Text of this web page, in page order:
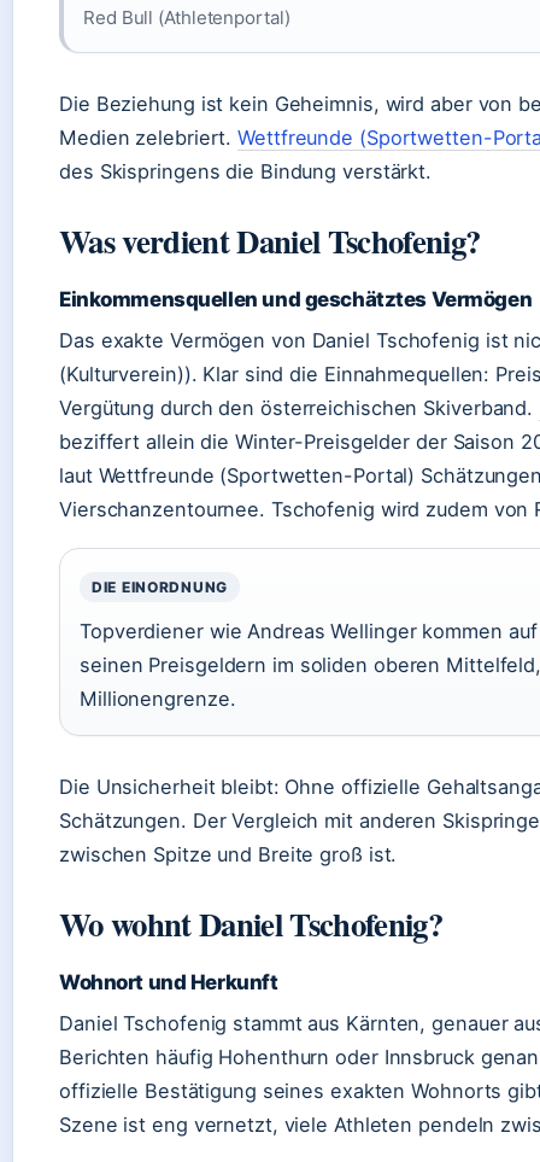
Red Bull (Athletenportal)
Die Beziehung ist kein Geheimnis, wird aber von
Medien zelebriert.Wettfreunde (Sportwetten-
des Skispringens die Bindung verstärkt.
Was verdient Daniel Tschofenig?
Einkommensquellen und geschätztes Vermögen
Das exakte Vermögen von Daniel Tschofenig ist
(Kulturverein)). Klar sind die Einnahmequellen:
Vergütung durch den österreichischen Skiverband.
beziffert allein die Winter-Preisgelder der Saison
laut Wettfreunde (Sportwetten-Portal)
Vierschanzentournee. Tschofenig wird zudem
DIE EINORDNUNG
Topverdiener wie Andreas Wellinger kommen
seinen Preisgeldern im soliden oberen
Millionengrenze.
Die Unsicherheit bleibt: Ohne offizielle
Schätzungen. Der Vergleich mit anderen
zwischen Spitze und Breite groß ist.
Wo wohnt Daniel Tschofenig?
Wohnort und Herkunft
Daniel Tschofenig stammt aus Kärnten, genauer
Berichten häufig Hohenthurn oder Innsbruck
offizielle Bestätigung seines exakten Wohnorts
Szene ist eng vernetzt, viele Athleten pendeln